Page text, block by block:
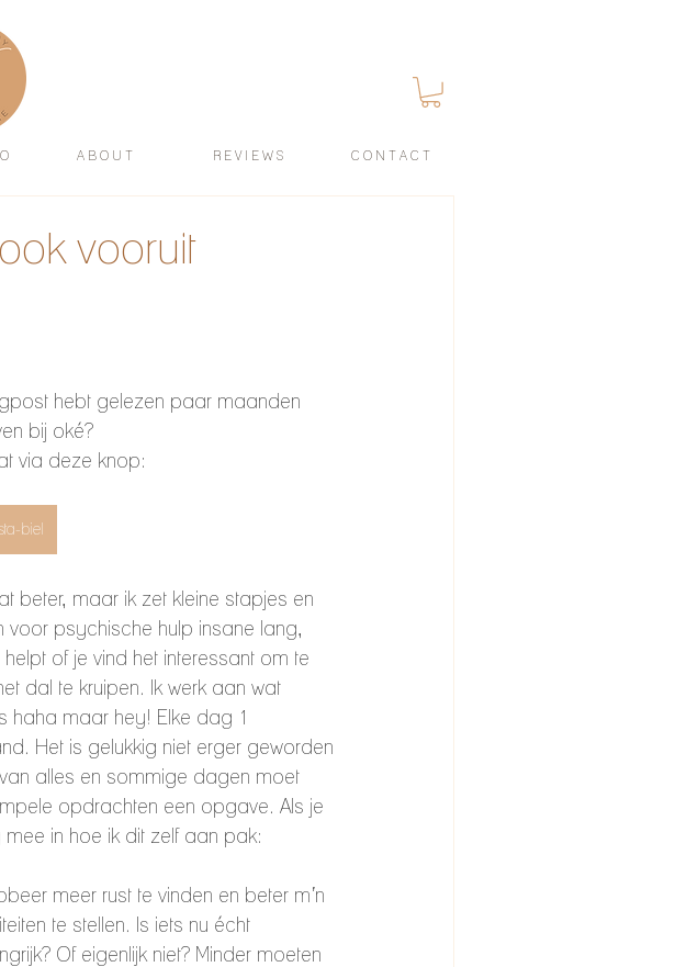
A B O U T R E V I E W S C O N T A C T
vooruit
hebt gelezen paar maanden
bij oké?
via deze knop:
biel
beter, maar ik zet kleine stapjes en
psychische hulp insane lang,
of je vind het interessant om te
dal te kruipen. Ik werk aan wat
haha maar hey! Elke dag 1
Het is gelukkig niet erger geworden
alles en sommige dagen moet
opdrachten een opgave. Als je
in hoe ik dit zelf aan pak:
meer rust te vinden en beter m’n
te stellen. Is iets nu écht
Of eigenlijk niet? Minder moeten